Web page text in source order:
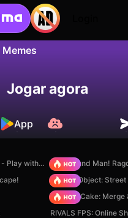
Jogar agora
App
Sprunki World Online RP - Play with Friends!
Playground Man!
Hidden Object: Street
Piece of Cake: Merge
RIVALS FPS: Online